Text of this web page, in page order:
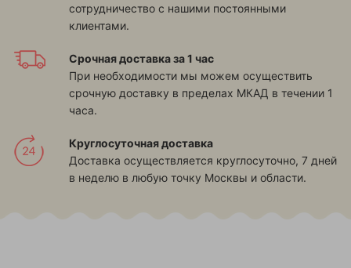
сотрудничество с нашими постоянными
клиентами.
Срочная доставка за 1 час
При необходимости мы можем осуществить
срочную доставку в пределах МКАД в течении 1
часа.
Круглосуточная доставка
Доставка осуществляется круглосуточно, 7 дней
в неделю в любую точку Москвы и области.